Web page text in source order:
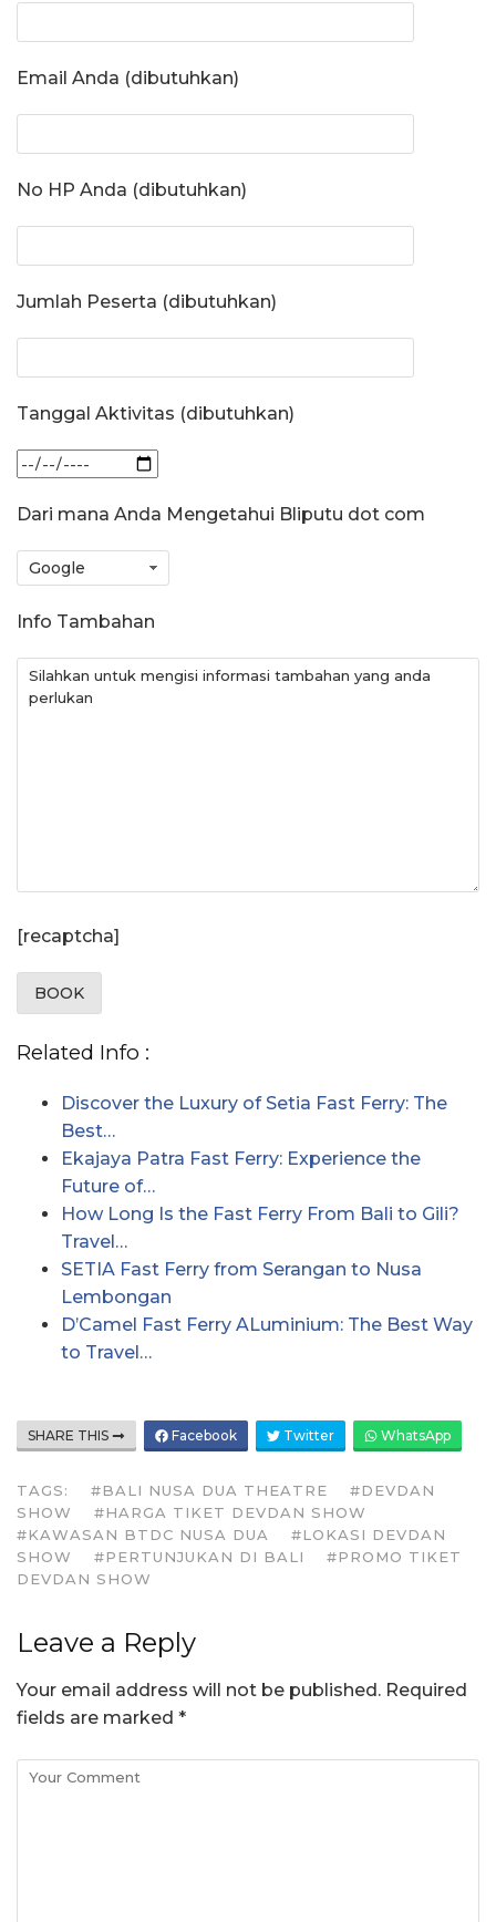
Email Anda (dibutuhkan)
No HP Anda (dibutuhkan)
Jumlah Peserta (dibutuhkan)
Tanggal Aktivitas (dibutuhkan)
Dari mana Anda Mengetahui Bliputu dot com
Info Tambahan
[recaptcha]
Related Info :
Discover the Luxury of Setia Fast Ferry: The
Best…
Ekajaya Patra Fast Ferry: Experience the
Future of…
How Long Is the Fast Ferry From Bali to Gili?
Travel…
SETIA Fast Ferry from Serangan to Nusa
Lembongan
D’Camel Fast Ferry ALuminium: The Best Way
to Travel…
SHARE THIS Facebook Twitter WhatsApp
TAGS: #BALI NUSA DUA THEATRE
#DEVDAN
SHOW
#HARGA TIKET DEVDAN SHOW
#KAWASAN BTDC NUSA DUA
#LOKASI DEVDAN
SHOW
#PERTUNJUKAN DI BALI
#PROMO TIKET
DEVDAN SHOW
Leave a Reply
Your email address will not be published. Required
fields are marked *